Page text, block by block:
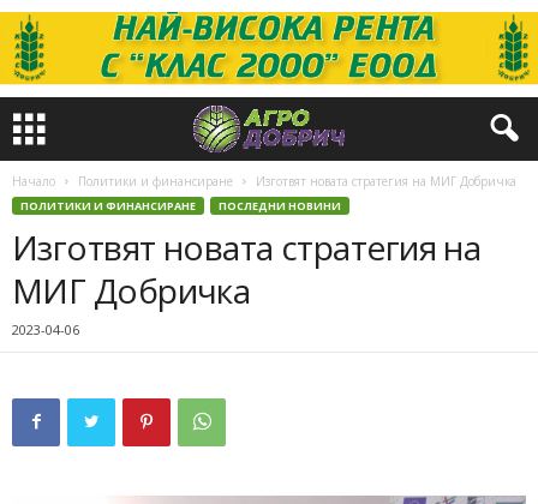
Начало Политики и финансиране Изготвят новата стратегия на МИГ Добричка
ПОЛИТИКИ И ФИНАНСИРАНЕ ПОСЛЕДНИ НОВИНИ
Изготвят новата стратегия на
МИГ Добричка
2023-04-06